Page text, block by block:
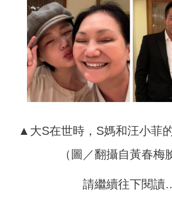
▲大S在世時，S媽和汪小菲
（圖／翻攝自黃春梅
請繼續往下閱讀